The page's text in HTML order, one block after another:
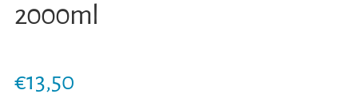
2000ml
€13,50